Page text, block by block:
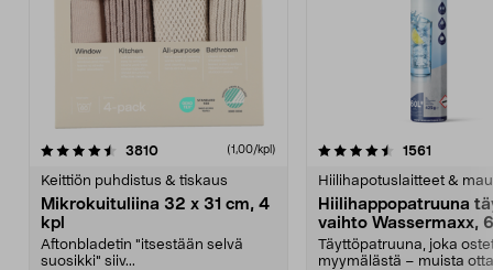
3810arvostelut (1,00/kpl)
Keittiön puhdistus & tiskaus
Mikrokuituliina 32 x 31 cm, 4
kpl
Aftonbladetin "itsestään selvä
suosikki" siiv...
4.5viidestä
1561
Hiilihapotuslaitteet &
Hiilihappopatruuna
vaihto Wassermaxx,
Täyttöpatruuna, joka
myymälästä – muista
4.5viidestä